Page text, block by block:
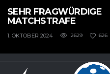
SEHR FRAGWÜRDIGE
MATCHSTRAFE
1. OKTOBER 2024 2629 626
HERREN
22.